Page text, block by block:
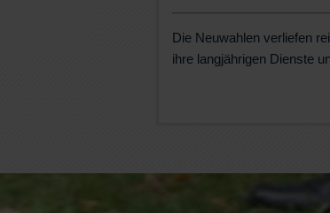
Die Neuwahlen verliefen
ihre langjährigen Dienste